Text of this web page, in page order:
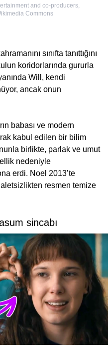
and co-producers,
Commons
sınıfta tanıttığını
koridorlarında gururla
Will, kendi
ancak onun
babası ve modern
kabul edilen bir bilim
birlikte, parlak ve umut
nedeniyle
erdi. Noel 2013’te
resmen temize
sincabı